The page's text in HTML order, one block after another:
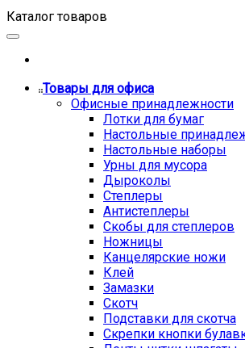
Каталог товаров
Товары для офиса
Офисные принадлежности
Лотки для бумаг
Настольные
Настольные наборы
Урны для мусора
Дыроколы
Степлеры
Антистеплеры
Скобы для степлеров
Ножницы
Канцелярские ножи
Клей
Замазки
Скотч
Подставки для скотча
Скрепки кнопки